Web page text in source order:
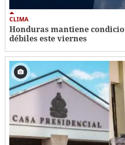
CLIMA
Honduras mantiene
débiles este viernes